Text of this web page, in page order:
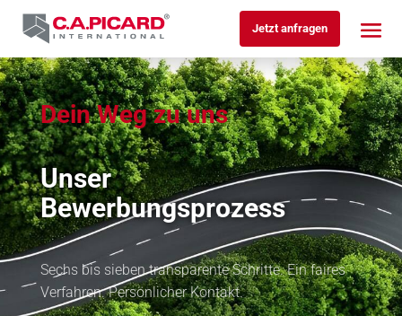
Jetzt anfragen
Dein Weg zu uns
Unser
Bewerbungsprozess
Sechs bis sieben transparente Schritte. Ein faires
Verfahren. Persönlicher Kontakt.